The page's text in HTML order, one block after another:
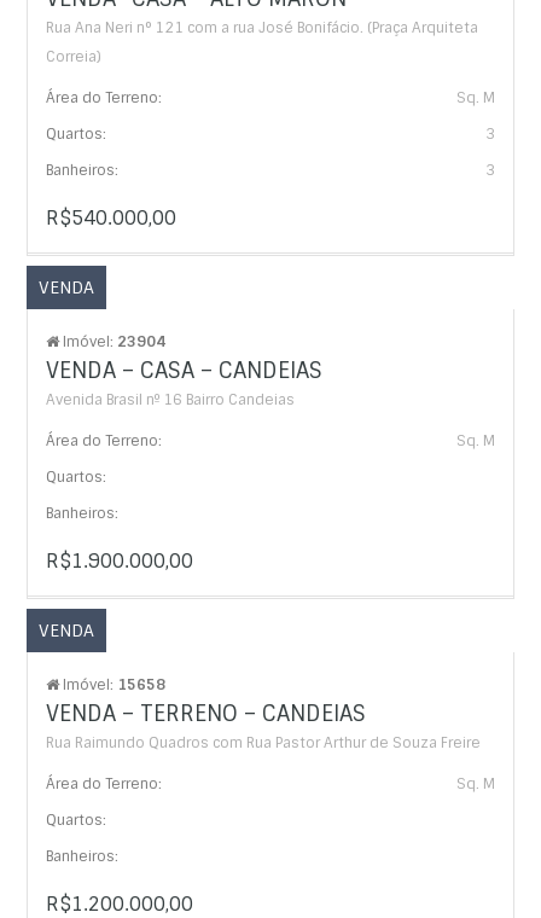
Rua Ana Neri n° 121 com a rua José Bonifácio. (Praça Arquiteta
Correia)
Área do Terreno:
Sq. M
Quartos:
3
Banheiros:
3
R$540.000,00
VENDA
Imóvel: 23904
VENDA – CASA – CANDEIAS
Avenida Brasil nº 16 Bairro Candeias
Área do Terreno:
Sq. M
Quartos:
Banheiros:
R$1.900.000,00
VENDA
Imóvel: 15658
VENDA – TERRENO – CANDEIAS
Rua Raimundo Quadros com Rua Pastor Arthur de Souza Freire
Área do Terreno:
Sq. M
Quartos:
Banheiros:
R$1.200.000,00